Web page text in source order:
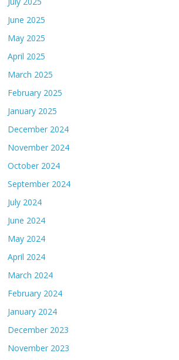
June 2025
May 2025
April 2025
March 2025
February 2025
January 2025
December 2024
November 2024
October 2024
September 2024
July 2024
June 2024
May 2024
April 2024
March 2024
February 2024
January 2024
December 2023
November 2023